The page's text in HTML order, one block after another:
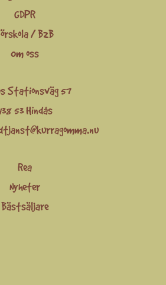
GDPR
/ B2B
Om oss
Stationsväg 57
53 Hindås
Rea
Nyheter
Bästsäljare